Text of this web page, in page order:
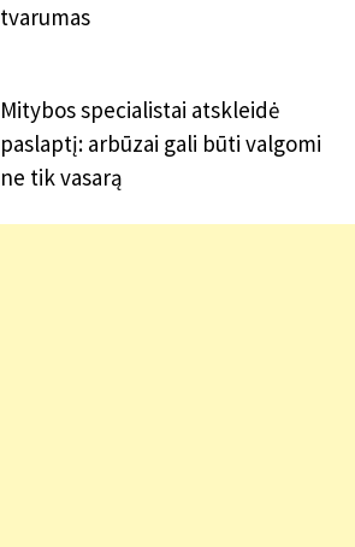
tvarumas
Mitybos specialistai atskleidė
paslaptį: arbūzai gali būti valgomi
ne tik vasarą